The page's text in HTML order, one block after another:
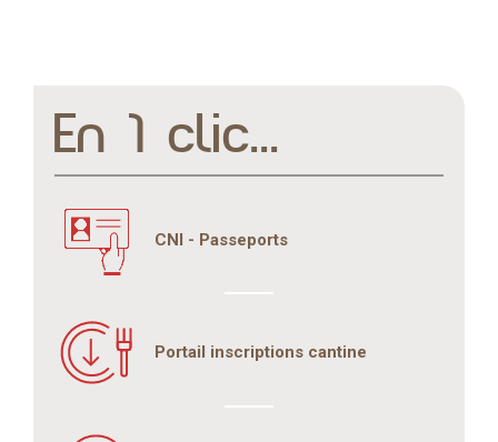
En 1 clic...
CNI - Passeports
Portail inscriptions cantine